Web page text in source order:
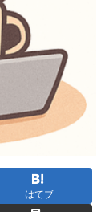
はてブ